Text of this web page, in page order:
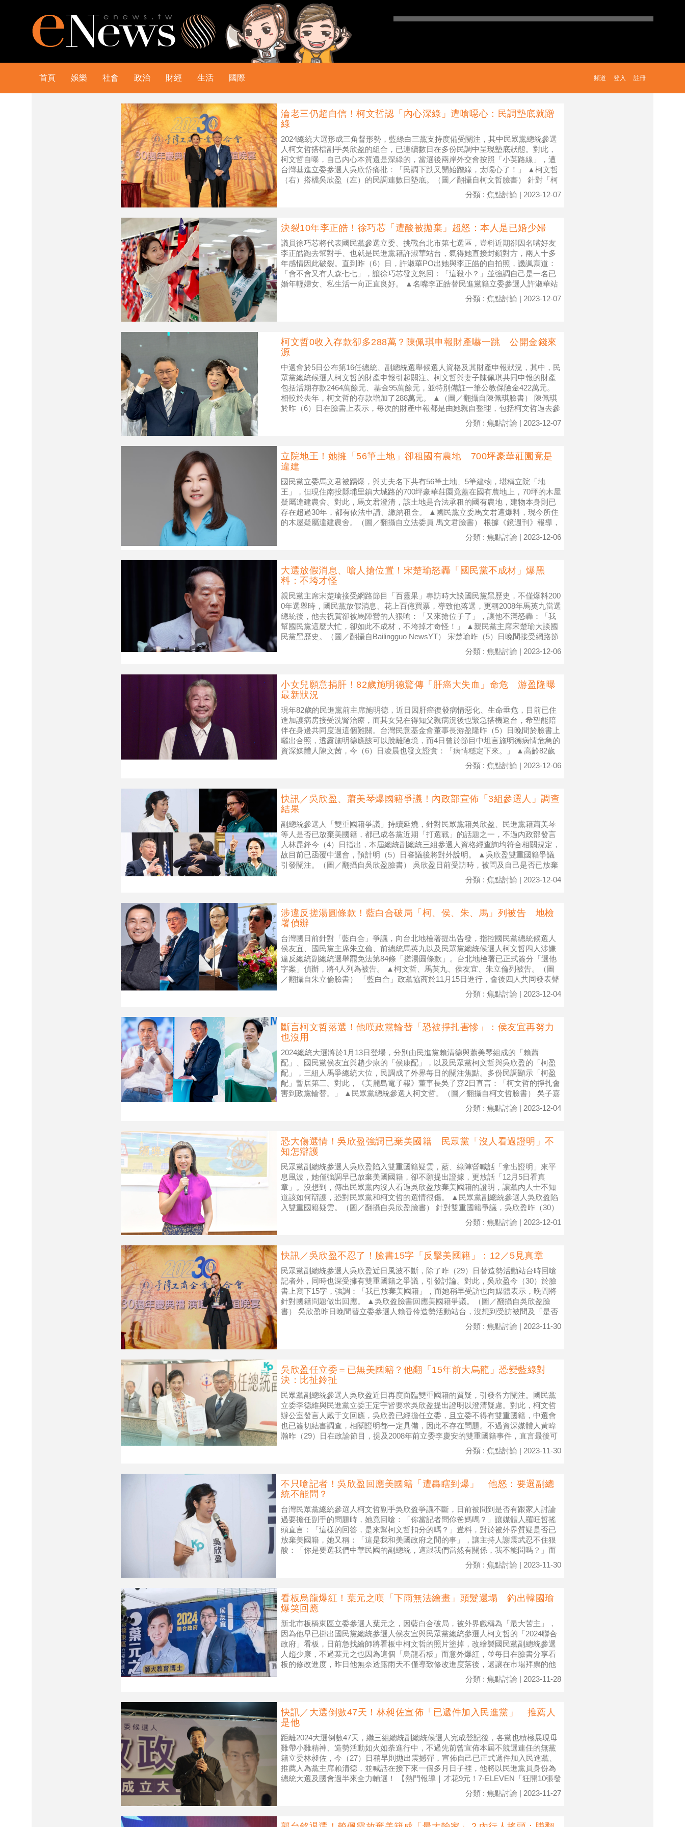
首頁 娛樂 社會 政治 財經 生活 國際 註冊
登入
頻道
淪老三仍超自信！柯文哲認「內心深綠」遭嗆噁心：民調墊底就蹭
綠
2024總統大選形成三角督形勢，藍綠白三黨支持度備受關注，其中民眾黨總統參選
人柯文哲搭檔副手吳欣盈的組合，已連續數日在多份民調中呈現墊底狀態。對此，
柯文哲自曝，自己內心本質還是深綠的，當選後兩岸外交會按照「小英路線」，遭
台灣基進立委參選人吳欣岱痛批：「民調下跌又開始蹭綠，太噁心了！」 ▲柯文哲
（右）搭檔吳欣盈（左）的民調連數日墊底。（圖／翻攝自柯文哲臉書） 針對「柯
分類 : 焦點討論 | 2023-12-07
決裂10年李正皓！徐巧芯「遭酸被拋棄」超怒：本人是已婚少婦
議員徐巧芯將代表國民黨參選立委、挑戰台北市第七選區，豈料近期卻因名嘴好友
李正皓跑去幫對手、也就是民進黨籍許淑華站台，氣得她直接封鎖對方，兩人十多
年感情因此破裂。直到昨（6）日，許淑華PO出她與李正皓的自拍照，譏諷寫道：
「會不會又有人森七七」，讓徐巧芯發文怒回：「這殺小？」並強調自己是一名已
婚年輕婦女、私生活一向正直良好。 ▲名嘴李正皓替民進黨籍立委參選人許淑華站
分類 : 焦點討論 | 2023-12-07
柯文哲0收入存款卻多288萬？陳佩琪申報財產嚇一跳 公開金錢來
源
中選會於5日公布第16任總統、副總統選舉候選人資格及其財產申報狀況，其中，民
眾黨總統候選人柯文哲的財產申報引起關注。柯文哲與妻子陳佩琪共同申報的財產
包括活期存款2464萬餘元、基金95萬餘元，並特別備註一筆公教保險金422萬元。
相較於去年，柯文哲的存款增加了288萬元。 ▲（圖／翻攝自陳佩琪臉書） 陳佩琪
於昨（6）日在臉書上表示，每次的財產申報都是由她親自整理，包括柯文哲過去參
分類 : 焦點討論 | 2023-12-07
立院地王！她擁「56筆土地」卻租國有農地 700坪豪華莊園竟是
違建
國民黨立委馬文君被踢爆，與丈夫名下共有56筆土地、5筆建物，堪稱立院「地
王」，但現住南投縣埔里鎮大城路的700坪豪華莊園竟蓋在國有農地上，70坪的木屋
疑屬違建農舍。對此，馬文君澄清，該土地是合法承租的國有農地，建物本身則已
存在超過30年，都有依法申請、繳納租金。 ▲國民黨立委馬文君遭爆料，現今所住
的木屋疑屬違建農舍。（圖／翻攝自立法委員 馬文君臉書） 根據《鏡週刊》報導，
分類 : 焦點討論 | 2023-12-06
大選放假消息、嗆人搶位置！宋楚瑜怒轟「國民黨不成材」爆黑
料：不垮才怪
親民黨主席宋楚瑜接受網路節目「百靈果」專訪時大談國民黨黑歷史，不僅爆料200
0年選舉時，國民黨放假消息、花上百億買票，導致他落選，更稱2008年馬英九當選
總統後，他去祝賀卻被馬陣營的人狠嗆：「又來搶位子了」，讓他不滿怒轟：「我
幫國民黨這麼大忙，卻如此不成材，不垮掉才奇怪！」 ▲親民黨主席宋楚瑜大談國
民黨黑歷史。（圖／翻攝自Bailingguo NewsYT） 宋楚瑜昨（5）日晚間接受網路節
分類 : 焦點討論 | 2023-12-06
小女兒願意捐肝！82歲施明德驚傳「肝癌大失血」命危 游盈隆曝
最新狀況
現年82歲的民進黨前主席施明德，近日因肝癌復發病情惡化、生命垂危，目前已住
進加護病房接受洗腎治療，而其女兒在得知父親病況後也緊急搭機返台，希望能陪
伴在身邊共同度過這個難關。台灣民意基金會董事長游盈隆昨（5）日晚間於臉書上
曬出合照，透露施明德應該可以脫離險境，而4日曾於節目中坦言施明德病情危急的
資深媒體人陳文茜，今（6）日凌晨也發文證實：「病情穩定下來。」 ▲高齡82歲
分類 : 焦點討論 | 2023-12-06
快訊／吳欣盈、蕭美琴爆國籍爭議！內政部宣佈「3組參選人」調查
結果
副總統參選人「雙重國籍爭議」持續延燒，針對民眾黨籍吳欣盈、民進黨籍蕭美琴
等人是否已放棄美國籍，都已成各黨近期「打選戰」的話題之一，不過內政部發言
人林昆鋒今（4）日指出，本屆總統副總統三組參選人資格經查詢均符合相關規定，
故目前已函覆中選會，預計明（5）日審議後將對外說明。 ▲吳欣盈雙重國籍爭議
引發關注。（圖／翻攝自吳欣盈臉書） 吳欣盈日前受訪時，被問及自己是否已放棄
分類 : 焦點討論 | 2023-12-04
涉違反搓湯圓條款！藍白合破局「柯、侯、朱、馬」列被告 地檢
署偵辦
台灣國日前針對「藍白合」爭議，向台北地檢署提出告發，指控國民黨總統候選人
侯友宜、國民黨主席朱立倫、前總統馬英九以及民眾黨總統候選人柯文哲四人涉嫌
違反總統副總統選舉罷免法第84條「搓湯圓條款」。台北地檢署已正式簽分「選他
字案」偵辦，將4人列為被告。 ▲柯文哲、馬英九、侯友宜、朱立倫列被告。（圖
／翻攝自朱立倫臉書） 「藍白合」政黨協商於11月15日進行，會後四人共同發表聲
分類 : 焦點討論 | 2023-12-04
斷言柯文哲落選！他嘆政黨輪替「恐被掙扎害慘」：侯友宜再努力
也沒用
2024總統大選將於1月13日登場，分別由民進黨賴清德與蕭美琴組成的「賴蕭
配」、國民黨侯友宜與趙少康的「侯康配」，以及民眾黨柯文哲與吳欣盈的「柯盈
配」，三組人馬爭總統大位，民調成了外界每日的關注焦點。多份民調顯示「柯盈
配」暫居第三。對此，《美麗島電子報》董事長吳子嘉2日直言：「柯文哲的掙扎會
害到政黨輪替。」 ▲民眾黨總統參選人柯文哲。（圖／翻攝自柯文哲臉書） 吳子嘉
分類 : 焦點討論 | 2023-12-04
恐大傷選情！吳欣盈強調已棄美國籍 民眾黨「沒人看過證明」不
知怎辯護
民眾黨副總統參選人吳欣盈陷入雙重國籍疑雲，藍、綠陣營喊話「拿出證明」來平
息風波，她僅強調早已放棄美國國籍，卻不願提出證據，更放話「12月5日看真
章」。沒想到，傳出民眾黨內沒人看過吳欣盈放棄美國籍的證明，讓黨內人士不知
道該如何辯護，恐對民眾黨和柯文哲的選情很傷。 ▲民眾黨副總統參選人吳欣盈陷
入雙重國籍疑雲。（圖／翻攝自吳欣盈臉書） 針對雙重國籍爭議，吳欣盈昨（30）
分類 : 焦點討論 | 2023-12-01
快訊／吳欣盈不忍了！臉書15字「反擊美國籍」：12／5見真章
民眾黨副總統參選人吳欣盈近日風波不斷，除了昨（29）日替造勢活動站台時回嗆
記者外，同時也深受擁有雙重國籍之爭議，引發討論。對此，吳欣盈今（30）於臉
書上寫下15字，強調：「我已放棄美國籍」，而她稍早受訪也向媒體表示，晚間將
針對國籍問題做出回應。 ▲吳欣盈臉書回應美國籍爭議。（圖／翻攝自吳欣盈臉
書） 吳欣盈昨日晚間替立委參選人賴香伶造勢活動站台，沒想到受訪被問及「是否
分類 : 焦點討論 | 2023-11-30
吳欣盈任立委＝已無美國籍？他翻「15年前大烏龍」恐變藍綠對
決：比扯鈴扯
民眾黨副總統參選人吳欣盈近日再度面臨雙重國籍的質疑，引發各方關注。國民黨
立委李德維與民進黨立委王定宇皆要求吳欣盈提出證明以澄清疑慮。對此，柯文哲
辦公室發言人戴于文回應，吳欣盈已經擔任立委，且立委不得有雙重國籍，中選會
也已簽切結書調查，相關證明都一定具備，因此不存在問題。不過資深媒體人黃暐
瀚昨（29）日在政論節目，提及2008年前立委李慶安的雙重國籍事件，直言最後可
分類 : 焦點討論 | 2023-11-30
不只嗆記者！吳欣盈回應美國籍「遭轟瞎到爆」 他怒：要選副總
統不能問？
台灣民眾黨總統參選人柯文哲副手吳欣盈爭議不斷，日前被問到是否有跟家人討論
過要擔任副手的問題時，她竟回嗆：「你當記者問你爸媽嗎？」讓媒體人羅旺哲搖
頭直言：「這樣的回答，是來幫柯文哲扣分的嗎？」豈料，對於被外界質疑是否已
放棄美國籍，她又稱：「這是我和美國政府之間的事」，讓主持人謝震武忍不住狠
酸：「你是要選我們中華民國的副總統，這跟我們當然有關係，我不能問嗎？」而
分類 : 焦點討論 | 2023-11-30
看板烏龍爆紅！葉元之嘆「下雨無法繪畫」頭髮還塌 釣出韓國瑜
爆笑回應
新北市板橋東區立委參選人葉元之，因藍白合破局，被外界戲稱為「最大苦主」，
因為他早已掛出國民黨總統參選人侯友宜與民眾黨總統參選人柯文哲的「2024聯合
政府」看板，日前急找繪師將看板中柯文哲的照片塗掉，改繪製國民黨副總統參選
人趙少康，不過葉元之也因為這個「烏龍看板」而意外爆紅，並每日在臉書分享看
板的修改進度，昨日他無奈透露雨天不僅導致修改進度落後，還讓在市場拜票的他
分類 : 焦點討論 | 2023-11-28
快訊／大選倒數47天！林昶佐宣佈「已遞件加入民進黨」 推薦人
是他
距離2024大選倒數47天，繼三組總統副總統候選人完成登記後，各黨也積極展現母
雞帶小雞精神、造勢活動如火如荼進行中，不過先前曾宣佈本屆不競選連任的無黨
籍立委林昶佐，今（27）日稍早則拋出震撼彈，宣佈自己已正式遞件加入民進黨、
推薦人為黨主席賴清德，並喊話在接下來一個多月日子裡，他將以民進黨員身份為
總統大選及國會過半來全力輔選！ 【熱門報導｜才花9元！7-ELEVEN「狂開10張發
分類 : 焦點討論 | 2023-11-27